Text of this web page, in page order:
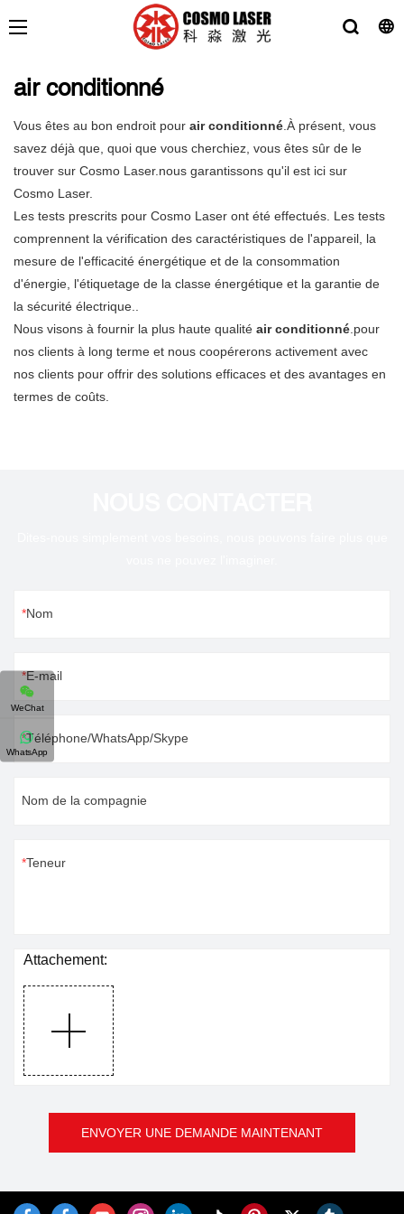
air conditionné
Vous êtes au bon endroit pour air conditionné.À présent, vous
savez déjà que, quoi que vous cherchiez, vous êtes sûr de le
trouver sur Cosmo Laser.nous garantissons qu'il est ici sur
Cosmo Laser.
Les tests prescrits pour Cosmo Laser ont été effectués. Les tests
comprennent la vérification des caractéristiques de l'appareil, la
mesure de l'efficacité énergétique et de la consommation
d'énergie, l'étiquetage de la classe énergétique et la garantie de
la sécurité électrique..
Nous visons à fournir la plus haute qualité air conditionné.pour
nos clients à long terme et nous coopérerons activement avec
nos clients pour offrir des solutions efficaces et des avantages en
termes de coûts.
Nom
E-mail
Téléphone/WhatsApp/Skype
Nom de la compagnie
Teneur
Attachement:
ENVOYER UNE DEMANDE MAINTENANT
WeChat
WhatsApp